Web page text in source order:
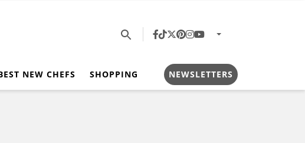
NEW CHEFS SHOPPING NEWSLETTERS